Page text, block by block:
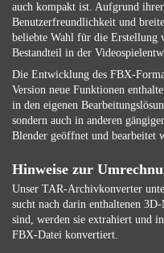
auch kompakt ist. Aufgrund
Benutzerfreundlichkeit und
beliebte Wahl für die Erstellung
Bestandteil in der
Die Entwicklung des FBX-
Version neue Funktionen
in den eigenen
sondern auch in anderen
Blender geöffnet und bearbeitet
Hinweise zur
Unser TAR-Archivkonverter
sucht nach darin enthaltenen
sind, werden sie extrahiert und
FBX-Datei konvertiert.